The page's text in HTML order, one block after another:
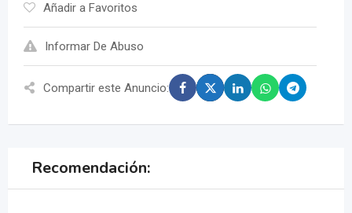
Añadir a Favoritos
Informar De Abuso
Compartir este Anuncio:
Recomendación: